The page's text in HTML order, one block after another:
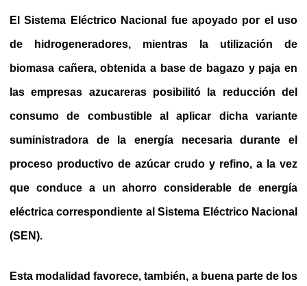
El Sistema Eléctrico Nacional fue apoyado por el uso
de hidrogeneradores, mientras la utilización de
biomasa cañera, obtenida a base de bagazo y paja en
las empresas azucareras posibilitó la reducción del
consumo de combustible al aplicar dicha variante
suministradora de la energía necesaria durante el
proceso productivo de azúcar crudo y refino, a la vez
que conduce a un ahorro considerable de energía
eléctrica correspondiente al Sistema Eléctrico Nacional
(SEN).
Esta modalidad favorece, también, a buena parte de los